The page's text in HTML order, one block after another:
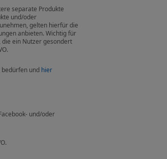
separate Produkte
und/oder
gelten hierfür die
anbieten. Wichtig für
ein Nutzer gesondert
bedürfen und hier
und/oder